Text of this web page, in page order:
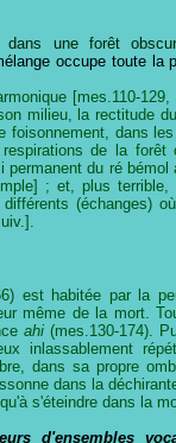
dans une forêt
occupe toute la
[mes.110-129,
milieu, la rectitude
foisonnement, dans
de la forêt
du ré bémol
; et, plus terrible,
(échanges)
est habitée par la
même de la mort.
ahi (mes.130-174).
inlassablement
dans sa propre
dans la
s'éteindre dans la
d'ensembles